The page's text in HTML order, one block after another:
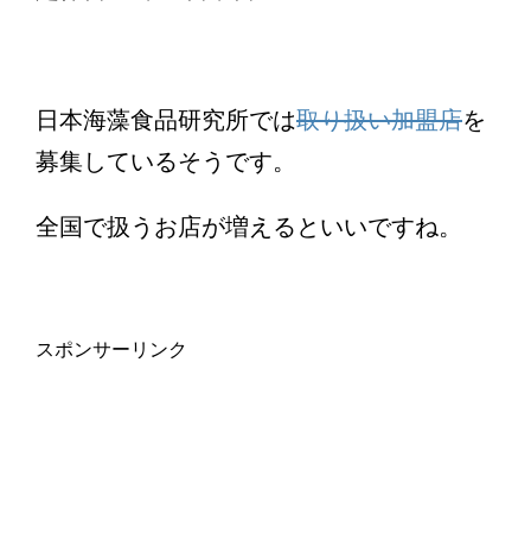
日本海藻食品研究所では取り扱い加盟店を
募集しているそうです。
全国で扱うお店が増えるといいですね。
スポンサーリンク